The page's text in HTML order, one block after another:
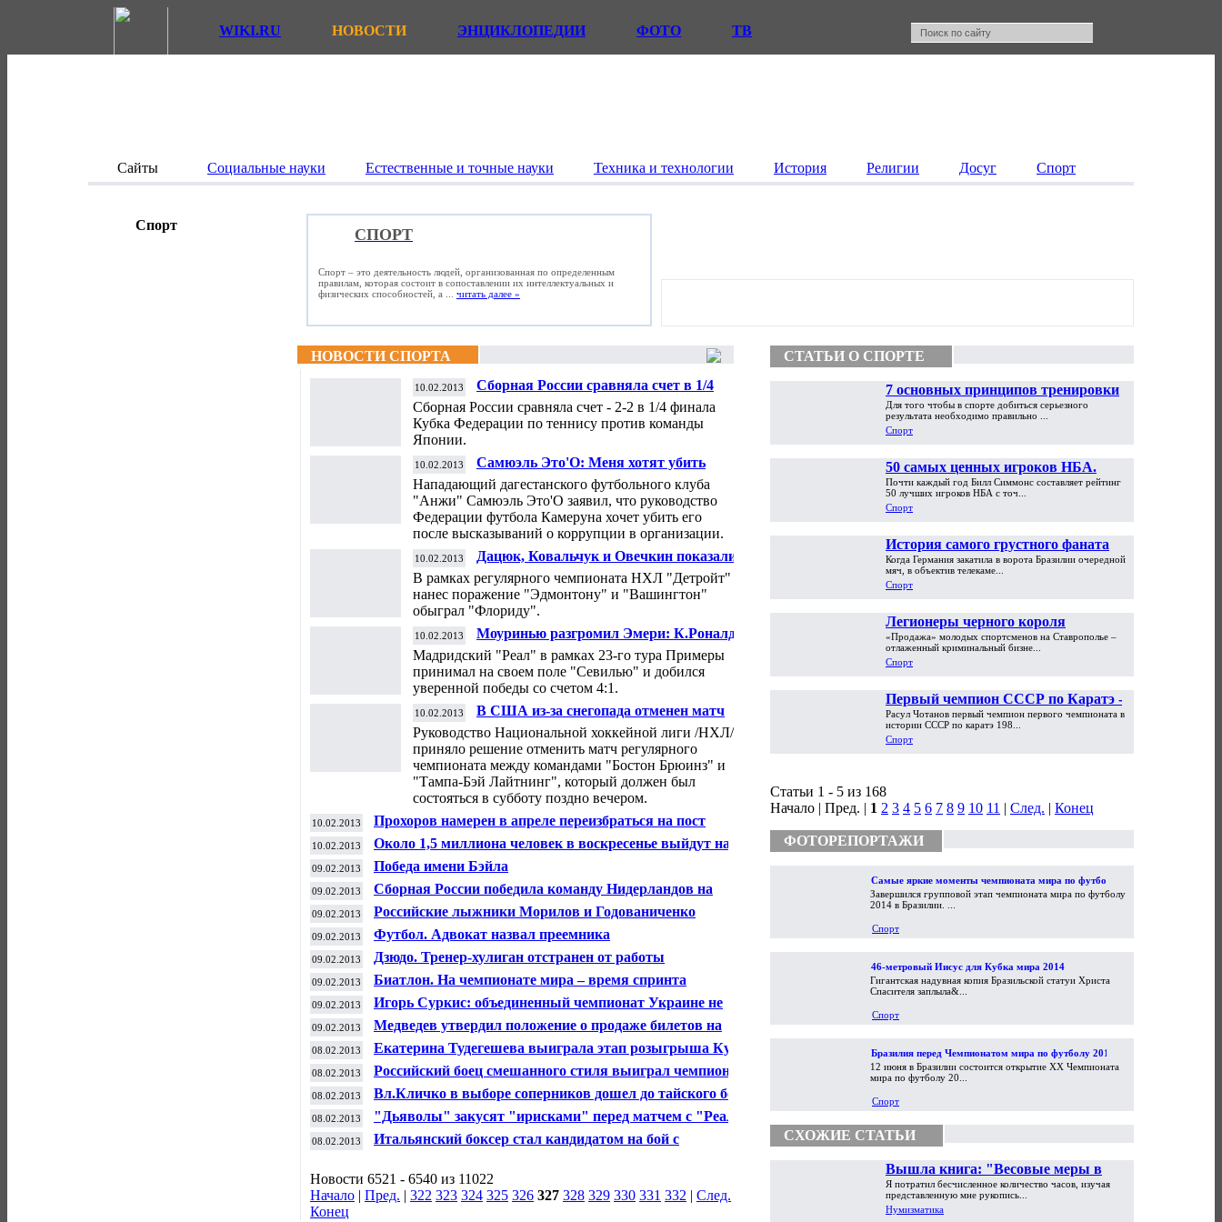
WIKI.RU НОВОСТИ ЭНЦИКЛОПЕДИИ ФОТО ТВ
Сайты Социальные науки Естественные и точные науки Техника и технологии История Религии Досуг Спорт
Спорт
СПОРТ
Спорт – это деятельность людей, организованная по определенным
правилам, которая состоит в сопоставлении их интеллектуальных и
физических способностей, а ... читать далее »
НОВОСТИ СПОРТА
10.02.2013
Сборная России сравняла счет в 1/4
финала Кубка Федерации по теннису
против команды Японии
Сборная России сравняла счет - 2-2 в 1/4 финала
Кубка Федерации по теннису против команды
Японии.
10.02.2013
Самюэль Это'О: Меня хотят убить
Нападающий дагестанского футбольного клуба
"Анжи" Самюэль Это'О заявил, что руководство
Федерации футбола Камеруна хочет убить его
после высказываний о коррупции в организации.
10.02.2013
Дацюк, Ковальчук и Овечкин показали
В рамках регулярного чемпионата НХЛ "Детройт"
нанес поражение "Эдмонтону" и "Вашингтон"
обыграл "Флориду".
10.02.2013
Моуринью разгромил Эмери: К.Роналду
оформил хет-трик
Мадридский "Реал" в рамках 23-го тура Примеры
принимал на своем поле "Севилью" и добился
уверенной победы со счетом 4:1.
10.02.2013
В США из-за снегопада отменен матч
регулярного чемпионата НХЛ
Руководство Национальной хоккейной лиги /НХЛ/
приняло решение отменить матч регулярного
чемпионата между командами "Бостон Брюинз" и
"Тампа-Бэй Лайтнинг", который должен был
состояться в субботу поздно вечером.
10.02.2013
Прохоров намерен в апреле переизбраться на пост
президента СБР
10.02.2013
Около 1,5 миллиона человек в воскресенье выйдут на
"Лыжню России"
09.02.2013 Победа имени Бэйла
09.02.2013
Сборная России победила команду Нидерландов на
международном футбольном турнире ветеранов "Кубок
легенд"
09.02.2013
Российские лыжники Морилов и Годованиченко
выиграли спринтерский этап Континентального Кубка
ФИС в Москве
09.02.2013 Футбол. Адвокат назвал преемника
09.02.2013 Дзюдо. Тренер-хулиган отстранен от работы
09.02.2013 Биатлон. На чемпионате мира – время спринта
09.02.2013
Игорь Суркис: объединенный чемпионат Украине не
нужен
09.02.2013
Медведев утвердил положение о продаже билетов на
сочинскую Олимпиаду
08.02.2013
Екатерина Тудегешева выиграла этап розыгрыша Кубка
мира по сноубордингу в параллельном слаломе
08.02.2013
Российский боец смешанного стиля выиграл чемпионский
поединок
08.02.2013 Вл.Кличко в выборе соперников дошел до тайского бокса
08.02.2013
"Дьяволы" закусят "ирисками" перед матчем с "Реалом"
(анонс 26-го тура АПЛ)
08.02.2013
Итальянский боксер стал кандидатом на бой с
Новости 6521 - 6540 из 11022
Начало | Пред. | 322 323 324 325 326 327 328 329 330 331 332 | След.
Конец
СТАТЬИ О СПОРТЕ
7 основных принципов тренировки
Для того чтобы в спорте добиться серьезного
результата необходимо правильно ...
Спорт
50 самых ценных игроков НБА.
Часть первая
Почти каждый год Билл Симмонс составляет рейтинг
50 лучших игроков НБА с точ...
Спорт
История самого грустного фаната
мира. «На ЧМ-2002 я обменял
машину на PlayStation»
Когда Германия закатила в ворота Бразилии очередной
мяч, в объектив телекаме...
Спорт
Легионеры черного короля
«Продажа» молодых спортсменов на Ставрополье –
отлаженный криминальный бизне...
Спорт
Первый чемпион СССР по Каратэ -
Расул Чотанов
Расул Чотанов первый чемпион первого чемпионата в
истории СССР по каратэ 198...
Спорт
Статьи 1 - 5 из 168
Начало | Пред. | 1 2 3 4 5 6 7 8 9 10 11 | След. | Конец
ФОТОРЕПОРТАЖИ
Самые яркие моменты чемпионата мира по футболу
2014
Завершился групповой этап чемпионата мира по футболу
2014 в Бразилии. ...
Спорт
46-метровый Иисус для Кубка мира 2014
Гигантская надувная копия Бразильской статуи Христа
Спасителя заплыла&...
Спорт
Бразилия перед Чемпионатом мира по футболу 2014
12 июня в Бразилии состоится открытие XX Чемпионата
мира по футболу 20...
Спорт
СХОЖИЕ СТАТЬИ
Вышла книга: "Весовые меры в
торговой практике Античности и
Средневековья"
Я потратил бесчисленное количество часов, изучая
представленную мне рукопись...
Нумизматика